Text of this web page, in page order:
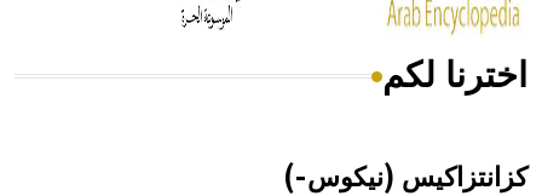
هل تعلم أن الأبسيد كلمة فرنسية اللفظ تم اعتمادها مصطلحاً
اخترنا لكم
كزانتزاكيس (نيكوس-)